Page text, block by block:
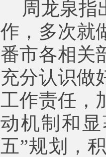
周龙泉指
作，多次就
番市各相关
充分认识做
工作责任，
动机制和
五”规划，